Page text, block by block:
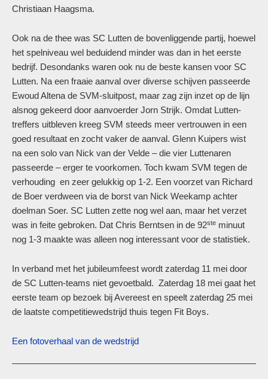
Christiaan Haagsma.
Ook na de thee was SC Lutten de bovenliggende partij, hoewel
het spelniveau wel beduidend minder was dan in het eerste
bedrijf. Desondanks waren ook nu de beste kansen voor SC
Lutten. Na een fraaie aanval over diverse schijven passeerde
Ewoud Altena de SVM-sluitpost, maar zag zijn inzet op de lijn
alsnog gekeerd door aanvoerder Jorn Strijk. Omdat Lutten-
treffers uitbleven kreeg SVM steeds meer vertrouwen in een
goed resultaat en zocht vaker de aanval. Glenn Kuipers wist
na een solo van Nick van der Velde – die vier Luttenaren
passeerde – erger te voorkomen. Toch kwam SVM tegen de
verhouding en zeer gelukkig op 1-2. Een voorzet van Richard
de Boer verdween via de borst van Nick Weekamp achter
doelman Soer. SC Lutten zette nog wel aan, maar het verzet
was in feite gebroken. Dat Chris Berntsen in de 92ste minuut
nog 1-3 maakte was alleen nog interessant voor de statistiek.
In verband met het jubileumfeest wordt zaterdag 11 mei door
de SC Lutten-teams niet gevoetbald. Zaterdag 18 mei gaat het
eerste team op bezoek bij Avereest en speelt zaterdag 25 mei
de laatste competitiewedstrijd thuis tegen Fit Boys.
Een fotoverhaal van de wedstrijd